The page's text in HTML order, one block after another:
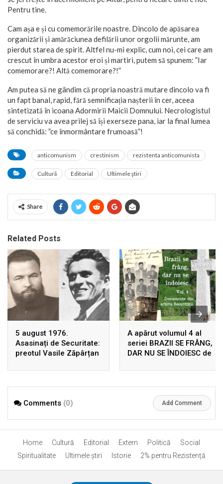
Pentru tine.
Cam așa e și cu comemorările noastre. Dincolo de apăsarea
organizării și amărăciunea defilării unor orgolii mărunte, am
pierdut starea de spirit. Altfel nu-mi explic, cum noi, cei care am
crescut în umbra acestor eroi și martiri, putem să spunem: ”Iar
comemorare?! Altă comemorare?!”
Am putea să ne gândim că propria noastră mutare dincolo va fi
un fapt banal, rapid, fără semnificația nașterii în cer, aceea
sintetizată în icoana Adormirii Maicii Domnului. Necrologistul
de serviciu va avea prilej să își exerseze pana, iar la final lumea
să conchidă: ”ce înmormântare frumoasă”!
anticomunism crestinism rezistenta anticomunista
Cultură Editorial Ultimele ştiri
Share
Related Posts
5 august 1976.
Asasinați de Securitate:
preotul Vasile Zăpârțan
uciși, în Germania, prin
A apărut volumul 4 al
seriei BRAZII SE FRÂNG,
DAR NU SE ÎNDOIESC de
după 22 de ani de la
din Munții Făgărașului în
arhivele Securității
Comments (0) Add Comment
Home Cultură Editorial Extern Politică
Social
Spiritualitate
Ultimele ştiri Istorie 2% pentru Rezistență